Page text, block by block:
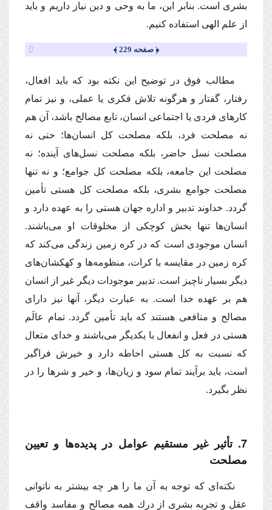
بشرى است. بنابر این، ما به وحى و دین نیاز داریم و باید
از علم الهى استفاده كنیم.
﴿ صفحه 229 ﴾
مطالب فوق در توضیح این نكته بود كه باید افعال،
رفتار، گفتار و هرگونه تلاش فكرى یا عملى، و نیز تمام
كارهاى فردى یا اجتماعى انسان، تابع مصالح باشد، آن هم
نه مصلحت فرد، بلكه مصلحت كل انسان‌ها؛ حتى نه
مصلحت نسل حاضر، بلكه مصلحت نسل‌هاى آینده؛ نه
مصلحت این جامعه، بلكه مصلحت كل جوامع؛ و نه تنها
مصلحت جوامع بشرى، بلكه مصلحت كل هستى تأمین
گردد. خداوند تدبیر و اداره جهان هستى را به عهده دارد و
انسان‌ها تنها بخش كوچكى از مخلوقات او مى‌باشند.
انسان موجودى است كه در كره زمین زندگى مى‌كند كه
كره زمین در مقایسه با كرات، منظومه‌ها و كهكشان‌هاى
دیگر بسیار ناچیز است. تدبیر موجودات دیگر غیر از انسان
هم بر عهده خدا است. به عبارت دیگر، آنها نیز داراى
مصالح و منافعى هستند كه باید تأمین گردد. تمام عالَم
هستى در فعل و انفعال با یكدیگر مى‌باشند و خداى متعال
كه نسبت به كل هستى احاطه دارد و خیرش فراگیر
است، باید برآیند تمام سود و زیان‌ها، و خیر و شرها را در
نظر بگیرد.
7. تأثیر غیر مستقیم عوامل در پدیده‌ها و تعیین
مصلحت
نكته‌اى كه توجه به آن ما را هر چه بیشتر به ناتوانى
عقل و تجربه بشرى از درك همه مصالح و مفاسد واقف